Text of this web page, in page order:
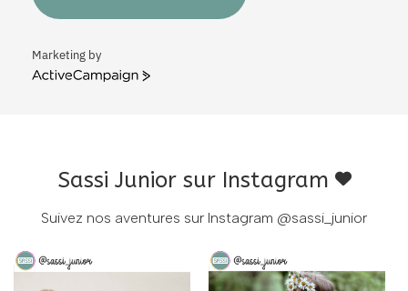
Marketing by
ActiveCampaign
Sassi Junior sur Instagram
Suivez nos aventures sur Instagram @sassi_junior